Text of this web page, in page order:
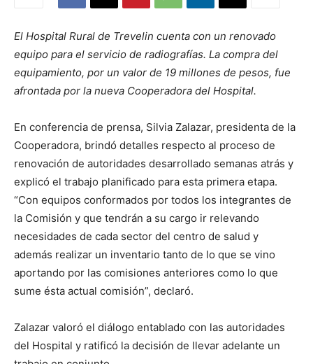
El Hospital Rural de Trevelin cuenta con un renovado
equipo para el servicio de radiografías. La compra del
equipamiento, por un valor de 19 millones de pesos, fue
afrontada por la nueva Cooperadora del Hospital.
En conferencia de prensa, Silvia Zalazar, presidenta de la
Cooperadora, brindó detalles respecto al proceso de
renovación de autoridades desarrollado semanas atrás y
explicó el trabajo planificado para esta primera etapa.
“Con equipos conformados por todos los integrantes de
la Comisión y que tendrán a su cargo ir relevando
necesidades de cada sector del centro de salud y
además realizar un inventario tanto de lo que se vino
aportando por las comisiones anteriores como lo que
sume ésta actual comisión”, declaró.
Zalazar valoró el diálogo entablado con las autoridades
del Hospital y ratificó la decisión de llevar adelante un